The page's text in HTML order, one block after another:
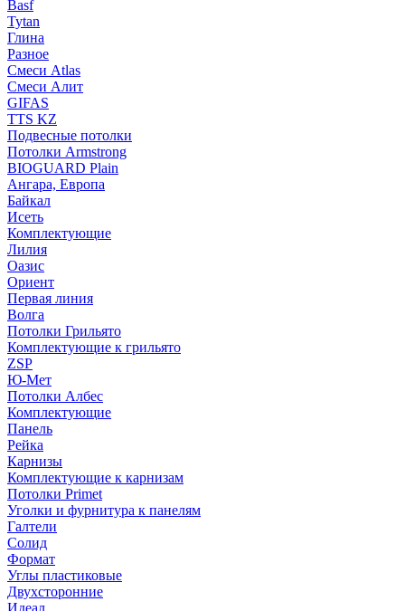
Basf
Tytan
Глина
Разное
Смеси Atlas
Смеси Алит
GIFAS
TTS KZ
Подвесные потолки
Потолки Armstrong
BIOGUARD Plain
Ангара, Европа
Байкал
Исеть
Комплектующие
Лилия
Оазис
Ориент
Первая линия
Волга
Потолки Грильято
Комплектующие к грильято
ZSP
Ю-Мет
Потолки Албес
Комплектующие
Панель
Рейка
Карнизы
Комплектующие к карнизам
Потолки Primet
Уголки и фурнитура к панелям
Галтели
Солид
Формат
Углы пластиковые
Двухсторонние
Идеал